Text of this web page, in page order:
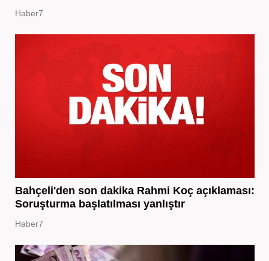
Haber7
Bahçeli'den son dakika Rahmi Koç açıklaması:
Soruşturma başlatılması yanlıştır
Haber7